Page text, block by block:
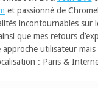
et passionné de
incontournables sur
que mes retours
approche utilisateur mais
: Paris &